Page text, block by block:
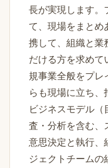
長が実現します。
て、現場をまとめ
携して、組織と業
だける方を求め
規事業全般をプレ
らも現場に立ち、
ビジネスモデル
査・分析を含む、
意思決定と執行、
ジェクトチーム